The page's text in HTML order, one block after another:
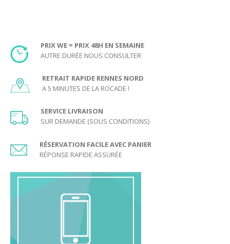
PRIX WE = PRIX 48H EN SEMAINE
AUTRE DURÉE NOUS CONSULTER
RETRAIT RAPIDE RENNES NORD
A 5 MINUTES DE LA ROCADE !
SERVICE LIVRAISON
SUR DEMANDE (SOUS CONDITIONS)
RÉSERVATION FACILE AVEC PANIER
RÉPONSE RAPIDE ASSURÉE